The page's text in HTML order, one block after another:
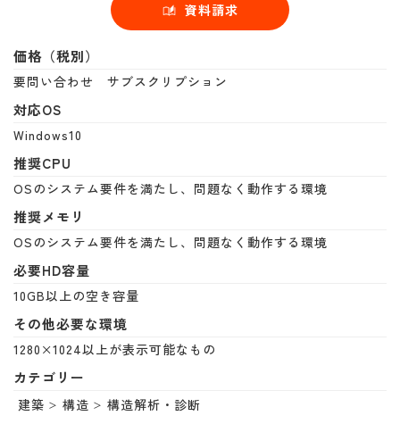
資料請求
価格（税別）
要問い合わせ サブスクリプション
対応OS
Windows10
推奨CPU
OSのシステム要件を満たし、問題なく動作する環境
推奨メモリ
OSのシステム要件を満たし、問題なく動作する環境
必要HD容量
10GB以上の空き容量
その他必要な環境
1280×1024以上が表示可能なもの
カテゴリー
建築 構造 構造解析・診断